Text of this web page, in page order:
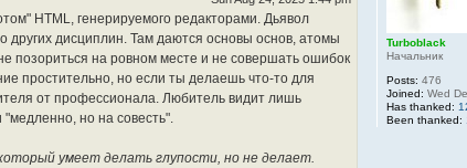
Turboblack
Начальник
Posts: 476
Joined: Wed
Has thanked:
Been thanked:
HTML, генерируемого редакторами. Дьявол
других дисциплин. Там даются основы основ, атомы
позориться на ровном месте и не совершать ошибок
простительно, но если ты делаешь что-то для
от профессионала. Любитель видит лишь
но на совесть".
умеет делать глупости, но не делает.